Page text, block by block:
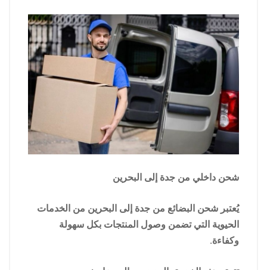
شحن داخلي من جدة إلى البحرين
يُعتبر شحن البضائع من جدة إلى البحرين من الخدمات
الحيوية التي تضمن وصول المنتجات بكل سهولة
وكفاءة.